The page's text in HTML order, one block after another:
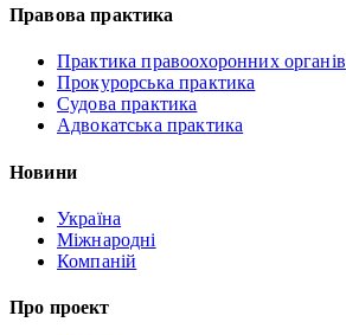
Правова практика
Практика правоохоронних органів
Прокурорська практика
Судова практика
Адвокатська практика
Новини
Україна
Міжнародні
Компаній
Про проект